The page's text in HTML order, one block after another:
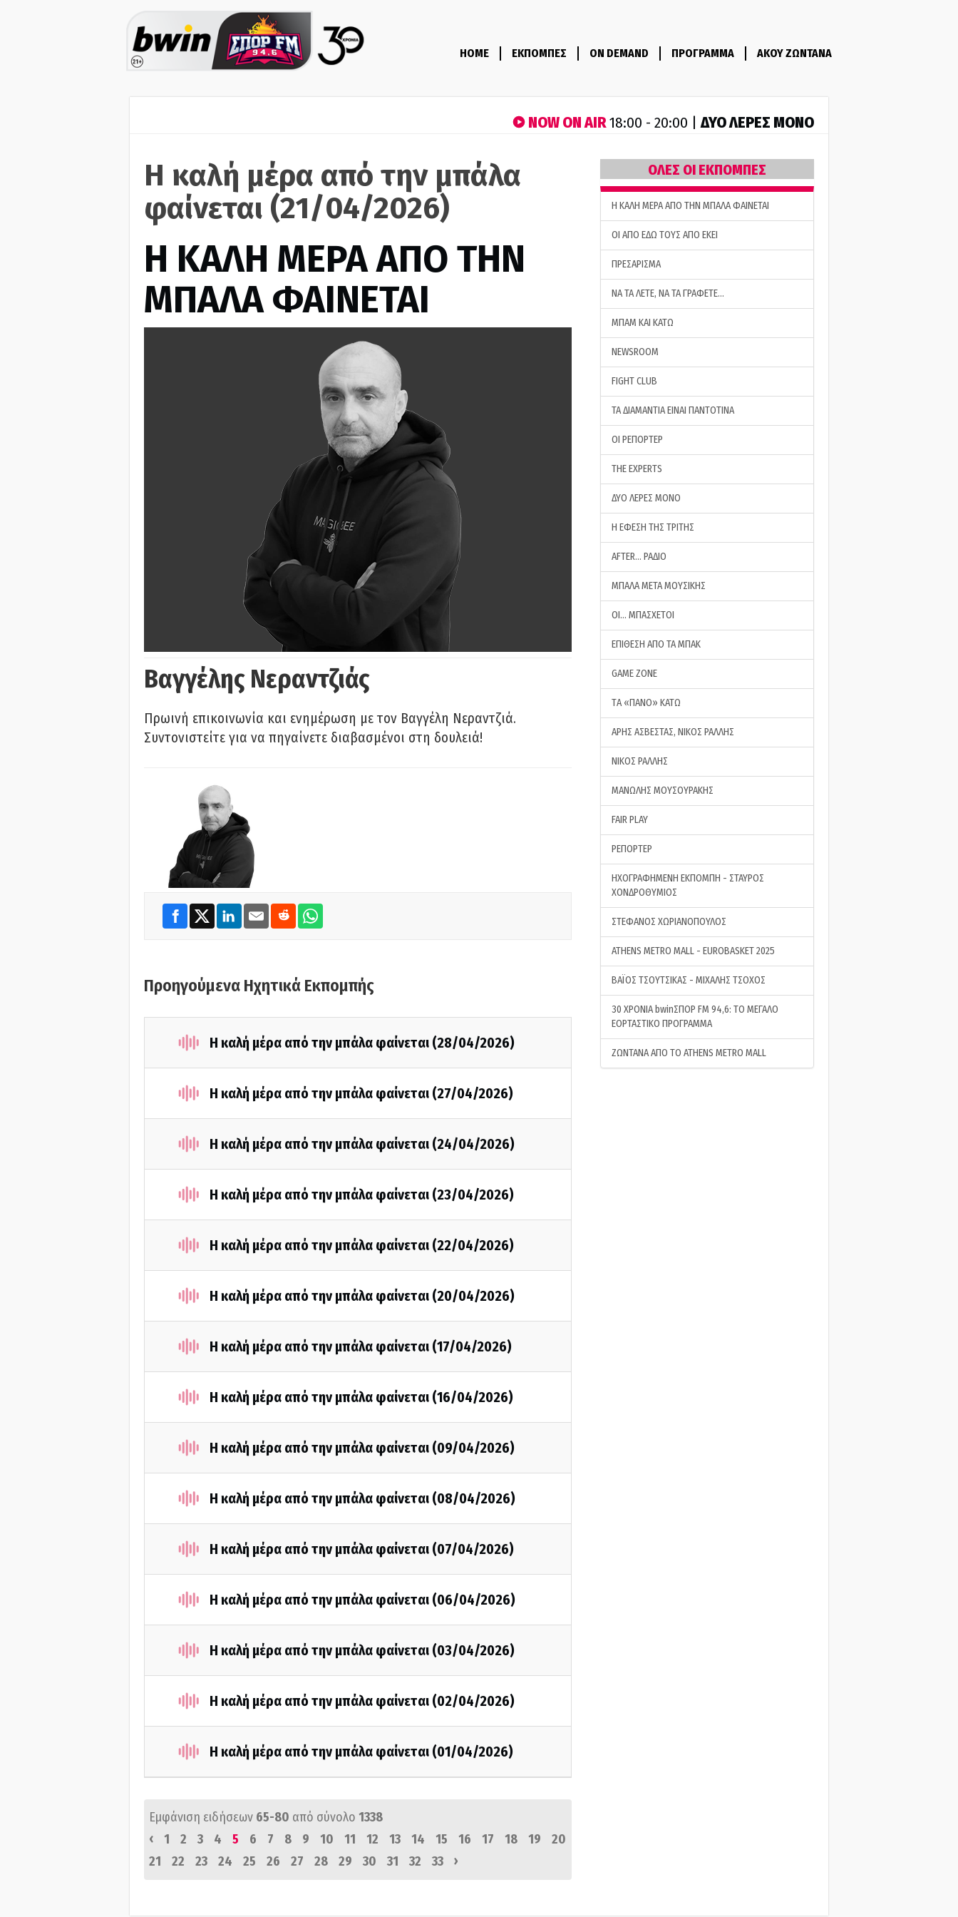
HOME ΕΚΠΟΜΠΕΣ ON DEMAND ΠΡΟΓΡΑΜΜΑ ΑΚΟΥ ΖΩΝΤΑΝΑ
NOW ON AIR18:00 - 20:00 |ΔΥΟ ΛΕΡΕΣ ΜΟΝΟ
Η καλή μέρα από την μπάλα
φαίνεται (21/04/2026)
H ΚΑΛΗ ΜΕΡΑ ΑΠΟ ΤΗΝ
ΜΠΑΛΑ ΦΑΙΝΕΤΑΙ
Βαγγέλης Νεραντζιάς
Πρωινή επικοινωνία και ενημέρωση με τον Βαγγέλη Νεραντζιά.
Συντονιστείτε για να πηγαίνετε διαβασμένοι στη δουλειά!
Προηγούμενα Ηχητικά Εκπομπής
Η καλή μέρα από την μπάλα φαίνεται (28/04/2026)
Η καλή μέρα από την μπάλα φαίνεται (27/04/2026)
Η καλή μέρα από την μπάλα φαίνεται (24/04/2026)
Η καλή μέρα από την μπάλα φαίνεται (23/04/2026)
Η καλή μέρα από την μπάλα φαίνεται (22/04/2026)
Η καλή μέρα από την μπάλα φαίνεται (20/04/2026)
Η καλή μέρα από την μπάλα φαίνεται (17/04/2026)
Η καλή μέρα από την μπάλα φαίνεται (16/04/2026)
Η καλή μέρα από την μπάλα φαίνεται (09/04/2026)
Η καλή μέρα από την μπάλα φαίνεται (08/04/2026)
Η καλή μέρα από την μπάλα φαίνεται (07/04/2026)
Η καλή μέρα από την μπάλα φαίνεται (06/04/2026)
Η καλή μέρα από την μπάλα φαίνεται (03/04/2026)
Η καλή μέρα από την μπάλα φαίνεται (02/04/2026)
Η καλή μέρα από την μπάλα φαίνεται (01/04/2026)
Εμφάνιση ειδήσεων 65-80 από σύνολο 1338
‹
1 2 3 4 5 6 7 8 9 10 11 12 13 14 15 16 17 18 19
20
21
22 23 24 25 26 27 28 29 30 31 32 33 ›
ΟΛΕΣ ΟΙ ΕΚΠΟΜΠΕΣ
H ΚΑΛΗ ΜΕΡΑ ΑΠΟ ΤΗΝ ΜΠΑΛΑ ΦΑΙΝΕΤΑΙ
ΟΙ ΑΠΟ ΕΔΩ ΤΟΥΣ ΑΠΟ ΕΚΕΙ
ΠΡΕΣΑΡΙΣΜΑ
ΝΑ ΤΑ ΛΕΤΕ, ΝΑ ΤΑ ΓΡΑΦΕΤΕ…
ΜΠΑΜ ΚΑΙ ΚΑΤΩ
NEWSROOM
FIGHT CLUB
ΤΑ ΔΙΑΜΑΝΤΙΑ ΕΙΝΑΙ ΠΑΝΤΟΤΙΝΑ
ΟΙ ΡΕΠΟΡΤΕΡ
THE EXPERTS
ΔΥΟ ΛΕΡΕΣ ΜΟΝΟ
Η ΕΦΕΣΗ ΤΗΣ ΤΡΙΤΗΣ
AFTER… ΡΑΔΙΟ
ΜΠΑΛΑ ΜΕΤΑ ΜΟΥΣΙΚΗΣ
ΟΙ… ΜΠΑΣΧΕΤΟΙ
ΕΠΙΘΕΣΗ ΑΠΟ ΤΑ ΜΠΑΚ
GAME ZONE
ΤA «ΠΑΝΟ» ΚΑΤΩ
ΑΡΗΣ ΑΣΒΕΣΤΑΣ, ΝΙΚΟΣ ΡΑΛΛΗΣ
ΝΙΚΟΣ ΡΑΛΛΗΣ
ΜΑΝΩΛΗΣ ΜΟΥΣΟΥΡΑΚΗΣ
FAIR PLAY
ΡΕΠΟΡΤΕΡ
ΗΧΟΓΡΑΦΗΜΕΝΗ ΕΚΠΟΜΠΗ - ΣΤΑΥΡΟΣ
ΧΟΝΔΡΟΘΥΜΙΟΣ
ΣΤΕΦΑΝΟΣ ΧΩΡΙΑΝΟΠΟΥΛΟΣ
ATHENS METRO MALL - EUROBASKET 2025
ΒΑΪΟΣ ΤΣΟΥΤΣΙΚΑΣ - ΜΙΧΑΛΗΣ ΤΣΟΧΟΣ
30 ΧΡΟΝΙΑ bwinΣΠΟΡ FM 94,6: ΤΟ ΜΕΓΑΛΟ
ΕΟΡΤΑΣΤΙΚΟ ΠΡΟΓΡΑΜΜΑ
ΖΩΝΤΑΝΑ ΑΠΟ ΤΟ ATHENS METRO MALL